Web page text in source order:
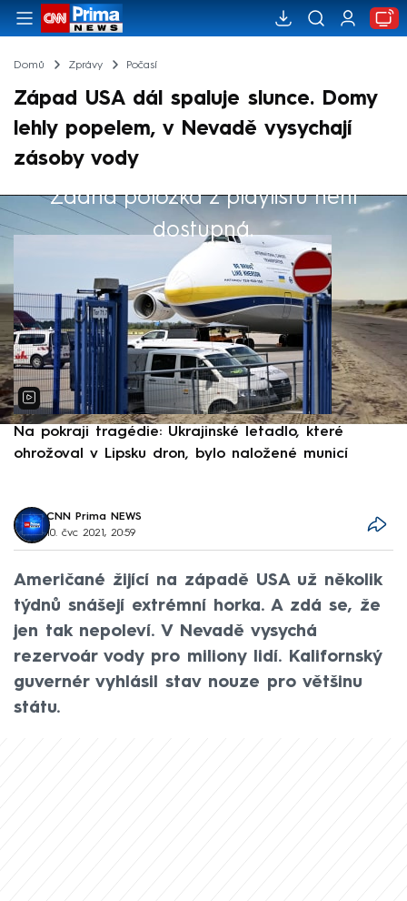
Domů Zprávy Počasí
Západ USA dál spaluje slunce. Domy
lehly popelem, v Nevadě vysychají
zásoby vody
Žádná položka z playlistu není
dostupná.
Výběr redakce
Na pokraji tragédie: Ukrajinské letadlo, které
ohrožoval v Lipsku dron, bylo naložené municí
CNN Prima NEWS
10. čvc 2021, 20:59
Američané žijící na západě USA už několik
týdnů snášejí extrémní horka. A zdá se, že
jen tak nepoleví. V Nevadě vysychá
rezervoár vody pro miliony lidí. Kalifornský
guvernér vyhlásil stav nouze pro většinu
státu.